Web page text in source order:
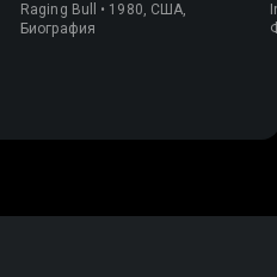
Raging Bull • 1980, США,
Биография